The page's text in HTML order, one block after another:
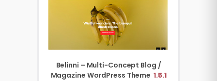
Belinni – Multi-Concept Blog /
Magazine WordPress Theme 1.5.1